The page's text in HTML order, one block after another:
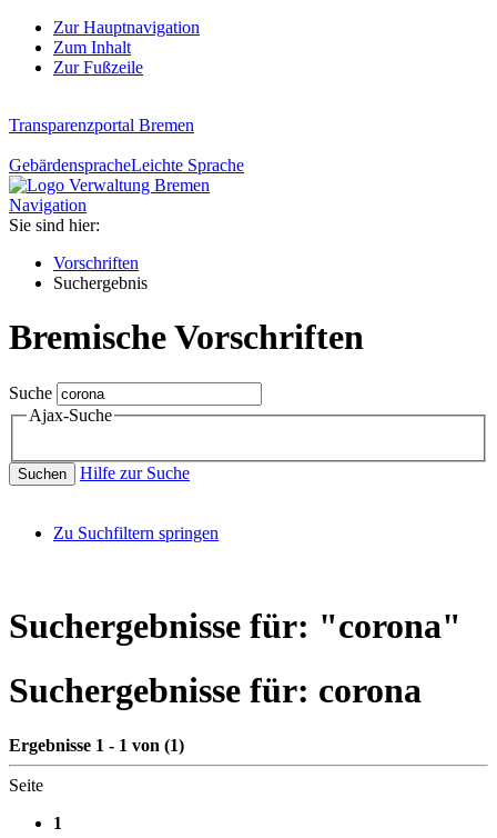
Zur Hauptnavigation
Zum Inhalt
Zur Fußzeile
Transparenzportal Bremen
GebärdenspracheLeichte Sprache
Navigation
Sie sind hier:
Vorschriften
Suchergebnis
Bremische Vorschriften
Suche
Ajax-Suche
Suchen Hilfe zur Suche
Zu Suchfiltern springen
Suchergebnisse für: "corona"
Suchergebnisse für: corona
Ergebnisse 1 - 1 von (1)
Seite
1